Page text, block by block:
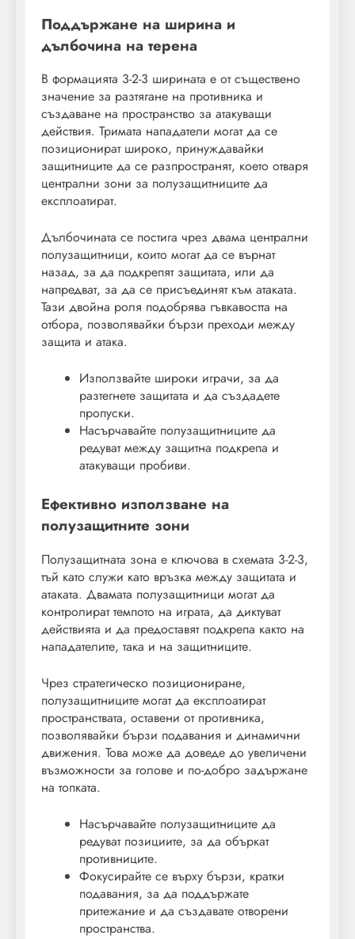
Поддържане на ширина и
дълбочина на терена
В формацията 3-2-3 ширината е от съществено
значение за разтягане на противника и
създаване на пространство за атакуващи
действия. Тримата нападатели могат да се
позиционират широко, принуждавайки
защитниците да се разпространят, което отваря
централни зони за полузащитниците да
експлоатират.
Дълбочината се постига чрез двама централни
полузащитници, които могат да се върнат
назад, за да подкрепят защитата, или да
напредват, за да се присъединят към атаката.
Тази двойна роля подобрява гъвкавостта на
отбора, позволявайки бързи преходи между
защита и атака.
Използвайте широки играчи, за да
разтегнете защитата и да създадете
пропуски.
Насърчавайте полузащитниците да
редуват между защитна подкрепа и
атакуващи пробиви.
Ефективно използване на
полузащитните зони
Полузащитната зона е ключова в схемата 3-2-3,
тъй като служи като връзка между защитата и
атаката. Двамата полузащитници могат да
контролират темпото на играта, да диктуват
действията и да предоставят подкрепа както на
нападателите, така и на защитниците.
Чрез стратегическо позициониране,
полузащитниците могат да експлоатират
пространствата, оставени от противника,
позволявайки бързи подавания и динамични
движения. Това може да доведе до увеличени
възможности за голове и по-добро задържане
на топката.
Насърчавайте полузащитниците да
редуват позициите, за да объркат
противниците.
Фокусирайте се върху бързи, кратки
подавания, за да поддържате
притежание и да създавате отворени
пространства.